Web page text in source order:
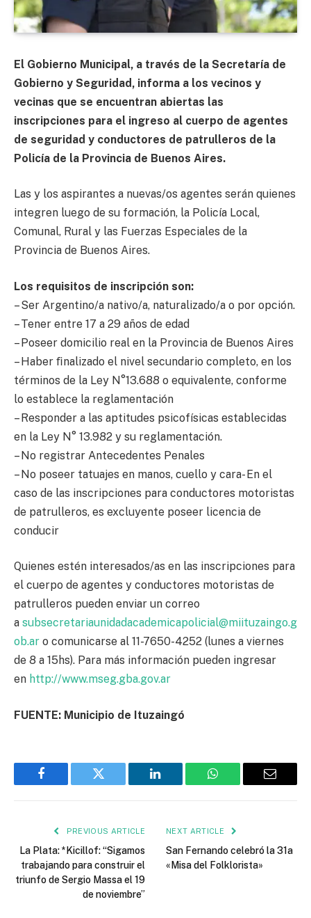
El Gobierno Municipal, a través de la Secretaría de
Gobierno y Seguridad, informa a los vecinos y
vecinas que se encuentran abiertas las
inscripciones para el ingreso al cuerpo de agentes
de seguridad y conductores de patrulleros de la
Policía de la Provincia de Buenos Aires.
Las y los aspirantes a nuevas/os agentes serán quienes
integren luego de su formación, la Policía Local,
Comunal, Rural y las Fuerzas Especiales de la
Provincia de Buenos Aires.
Los requisitos de inscripción son:
– Ser Argentino/a nativo/a, naturalizado/a o por opción.
– Tener entre 17 a 29 años de edad
– Poseer domicilio real en la Provincia de Buenos Aires
– Haber ﬁnalizado el nivel secundario completo, en los
términos de la Ley N°13.688 o equivalente, conforme
lo establece la reglamentación
– Responder a las aptitudes psicofísicas establecidas
en la Ley N° 13.982 y su reglamentación.
– No registrar Antecedentes Penales
– No poseer tatuajes en manos, cuello y cara- En el
caso de las inscripciones para conductores motoristas
de patrulleros, es excluyente poseer licencia de
conducir
Quienes estén interesados/as en las inscripciones para
el cuerpo de agentes y conductores motoristas de
patrulleros pueden enviar un correo
a subsecretariaunidadacademicapolicial@miituzaingo.g
ob.ar o comunicarse al 11-7650-4252 (lunes a viernes
de 8 a 15hs). Para más información pueden ingresar
en http://www.mseg.gba.gov.ar
FUENTE: Municipio de Ituzaingó
Facebook Twitter LinkedIn WhatsApp Email
PREVIOUS ARTICLE
La Plata: *Kicillof: “Sigamos
trabajando para construir el
triunfo de Sergio Massa el 19
de noviembre”
NEXT ARTICLE
San Fernando celebró la 31a
«Misa del Folklorista»